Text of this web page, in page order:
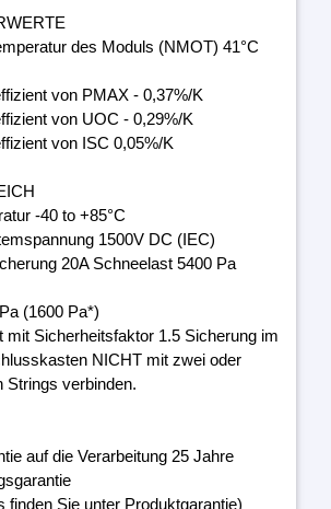
des Moduls (NMOT) 41°C
von PMAX - 0,37%/K
von UOC - 0,29%/K
von ISC 0,05%/K
-40 to +85°C
1500V DC (IEC)
20A Schneelast 5400 Pa
(1600 Pa*)
mit Sicherheitsfaktor 1.5 Sicherung im
NICHT mit zwei oder
Strings verbinden.
auf die Verarbeitung 25 Jahre
finden Sie unter Produktgarantie)